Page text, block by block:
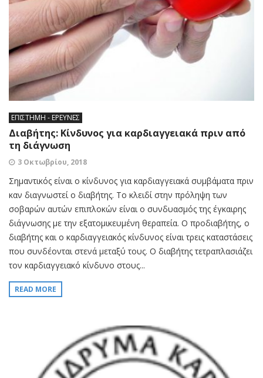
ΕΠΙΣΤΗΜΗ - ΕΡΕΥΝΕΣ
Διαβήτης: Κίνδυνος για καρδιαγγειακά πριν από
τη διάγνωση
3 Οκτωβρίου, 2018
Σημαντικός είναι ο κίνδυνος για καρδιαγγειακά συμβάματα πριν
καν διαγνωστεί ο διαβήτης. Το κλειδί στην πρόληψη των
σοβαρών αυτών επιπλοκών είναι ο συνδυασμός της έγκαιρης
διάγνωσης με την εξατομικευμένη θεραπεία. O προδιαβήτης, o
διαβήτης και o καρδιαγγειακός κίνδυνος είναι τρεις καταστάσεις
που συνδέονται στενά μεταξύ τους. Ο διαβήτης τετραπλασιάζει
τον καρδιαγγειακό κίνδυνο στους...
READ MORE